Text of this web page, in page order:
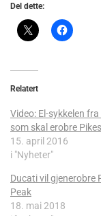
Del dette:
Relatert
Video: El-sykkelen
som skal erobre
15. april 2016
i "Nyheter"
Ducati vil gjenerobre
Peak
18. mai 2018